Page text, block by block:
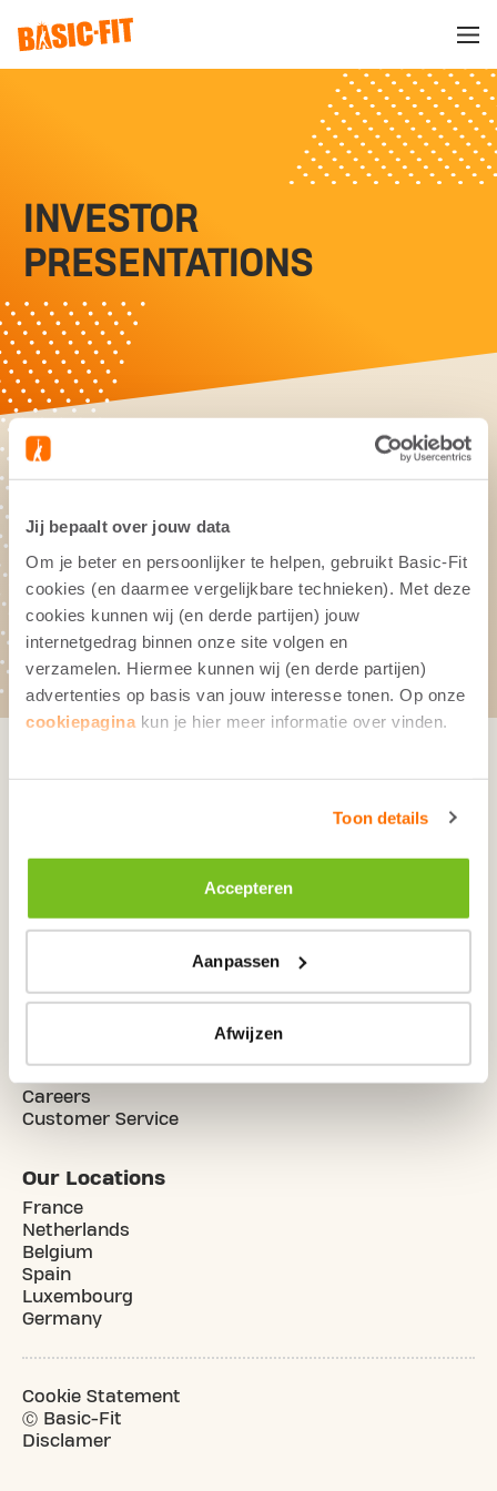
Jij bepaalt over jouw data
Om je beter en persoonlijker te helpen, gebruikt Basic-Fit
cookies (en daarmee vergelijkbare technieken). Met deze
cookies kunnen wij (en derde partijen) jouw
internetgedrag binnen onze site volgen en
verzamelen. Hiermee kunnen wij (en derde partijen)
advertenties op basis van jouw interesse tonen. Op onze
cookiepagina kun je hier meer informatie over vinden.
Toon details
Accepteren
Aanpassen
Afwijzen
INVESTOR
PRESENTATIONS
2026
Investor presentation March 2026
View report (pdf)
Investors
Careers
Customer Service
Our Locations
France
Netherlands
Belgium
Spain
Luxembourg
Germany
Cookie Statement
Ⓒ Basic-Fit
Disclamer